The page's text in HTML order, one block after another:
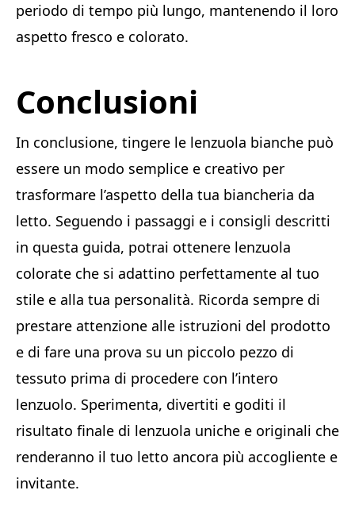
periodo di tempo più lungo, mantenendo il loro
aspetto fresco e colorato.
Conclusioni
In conclusione, tingere le lenzuola bianche può
essere un modo semplice e creativo per
trasformare l’aspetto della tua biancheria da
letto. Seguendo i passaggi e i consigli descritti
in questa guida, potrai ottenere lenzuola
colorate che si adattino perfettamente al tuo
stile e alla tua personalità. Ricorda sempre di
prestare attenzione alle istruzioni del prodotto
e di fare una prova su un piccolo pezzo di
tessuto prima di procedere con l’intero
lenzuolo. Sperimenta, divertiti e goditi il
risultato finale di lenzuola uniche e originali che
renderanno il tuo letto ancora più accogliente e
invitante.